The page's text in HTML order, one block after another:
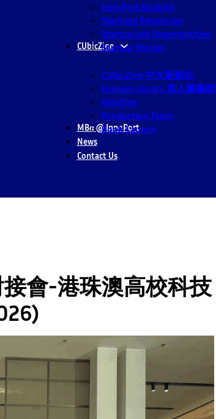
InnoPort Booklet
Startups Resources
Startup Job Opportunities
Startup Stories
CUbicZine
CUbicZine 中大新創志
Human Library 真人圖書館
MiniZine
Production Team
Book Launch
MBα @ InnoPort
News
Contact Us
會-港珠澳高校科技